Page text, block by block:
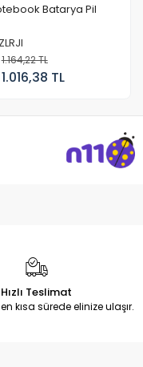
Batarya Pil
1.164,22 TL
1.016,38 TL
Hızlı Teslimat
kısa sürede elinize ulaşır.